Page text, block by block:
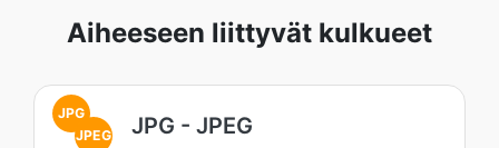
Aiheeseen liittyvät kulkueet
JPG
JPEG
JPG - JPEG